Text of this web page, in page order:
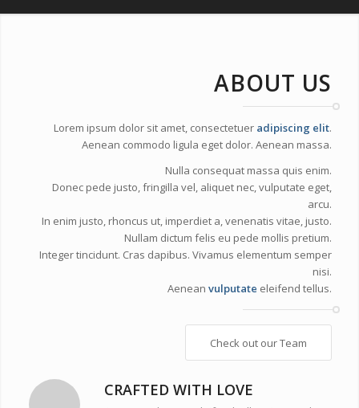
ABOUT US
Lorem ipsum dolor sit amet, consectetuer adipiscing elit.
Aenean commodo ligula eget dolor. Aenean massa.
Nulla consequat massa quis enim.
Donec pede justo, fringilla vel, aliquet nec, vulputate eget,
arcu.
In enim justo, rhoncus ut, imperdiet a, venenatis vitae, justo.
Nullam dictum felis eu pede mollis pretium.
Integer tincidunt. Cras dapibus. Vivamus elementum semper
nisi.
Aeneanvulputate eleifend tellus.
Check out our Team
CRAFTED WITH LOVE